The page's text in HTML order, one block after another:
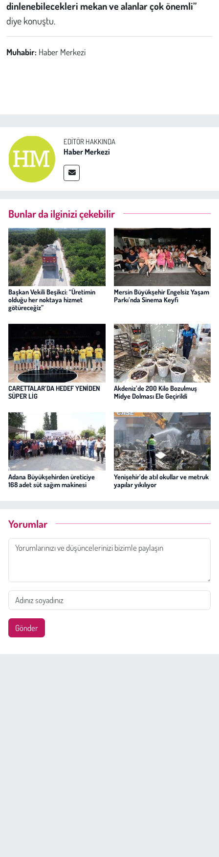
dinlenebilecekleri mekan ve alanlar çok önemli”
diye konuştu.
Muhabir: Haber Merkezi
EDITÖR HAKKINDA
Haber Merkezi
Bunlar da ilginizi çekebilir
Başkan Vekili Beşikci: “Üretimin
olduğu her noktaya hizmet
götüreceğiz”
Mersin Büyükşehir Engelsiz Yaşam
Parkı’nda Sinema Keyfi
CARETTALAR’DA HEDEF YENİDEN
SÜPER LİG
Akdeniz’de 200 Kilo Bozulmuş
Midye Dolması Ele Geçirildi
Adana Büyükşehirden üreticiye
168 adet süt sağım makinesi
Yenişehir’de atıl okullar ve metruk
yapılar yıkılıyor
Yorumlar
Gönder